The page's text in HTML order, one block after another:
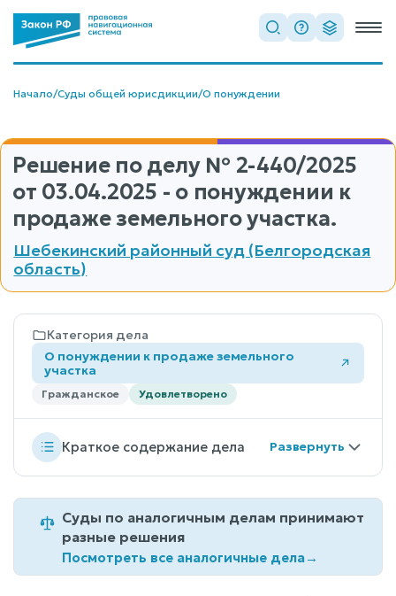
Начало/Суды общей юрисдикции/О понуждении
Решение по делу № 2-440/2025
от 03.04.2025 - о понуждении к
продаже земельного участка.
Шебекинский районный суд (Белгородская
область)
Категория дела
О понуждении к продаже земельного
участка
Гражданское Удовлетворено
Краткое содержание дела
Суды по аналогичным делам принимают
разные решения
Посмотреть все аналогичные дела→